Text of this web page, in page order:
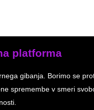
platforma
gibanja. Borimo se
spremembe v smeri